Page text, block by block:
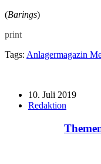
(Barings)
print
Tags: Anlagermagazin
10. Juli 2019
Redaktion